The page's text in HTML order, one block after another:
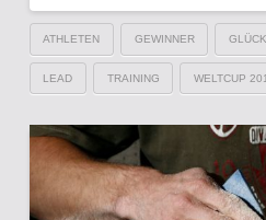
ATHLETEN GEWINNER
LEAD TRAINING WELTCUP